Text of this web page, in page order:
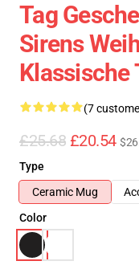
Tag
Sirens
Klassische
(7
£25.68 £20.54
Type
Ceramic Mug
Color